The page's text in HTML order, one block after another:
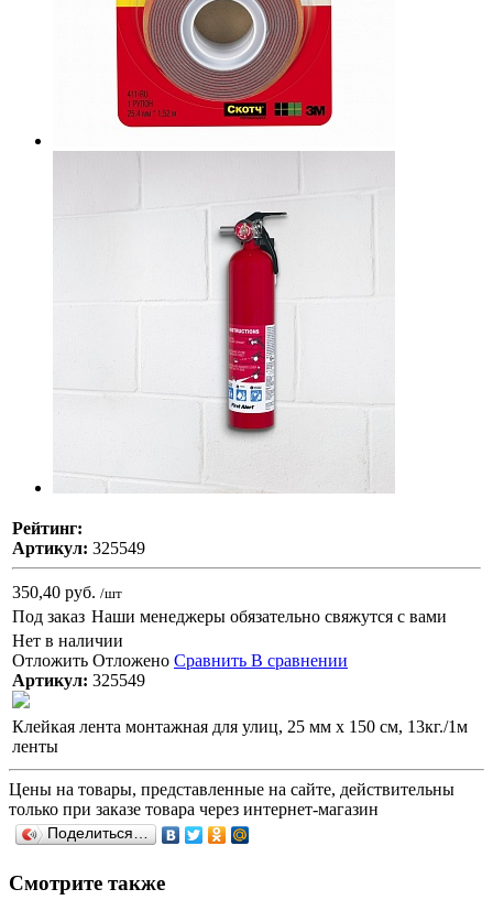
Рейтинг:
Артикул: 325549
350,40 руб. /шт
Под заказ Наши менеджеры обязательно свяжутся с вами
Нет в наличии
Отложить Отложено Сравнить В сравнении
Артикул: 325549
Клейкая лента монтажная для улиц, 25 мм х 150 см, 13кг./1м
ленты
Цены на товары, представленные на сайте, действительны
только при заказе товара через интернет-магазин
Поделиться…
Смотрите также